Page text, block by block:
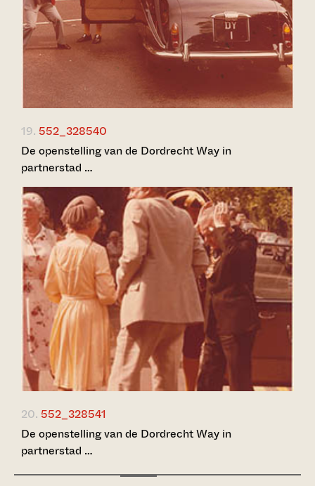
19. 552_328540
De openstelling van de Dordrecht Way in
partnerstad …
20. 552_328541
De openstelling van de Dordrecht Way in
partnerstad …